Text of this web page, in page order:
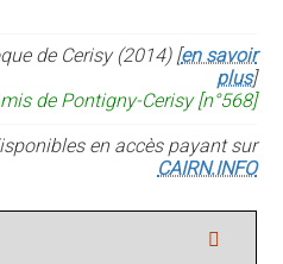
de Cerisy (2014) [en savoir
plus]
de Pontigny-Cerisy [n°568]
en accès payant sur
CAIRN.INFO